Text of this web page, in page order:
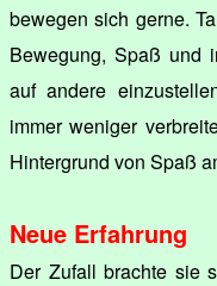
bewegen sich gerne.
Bewegung, Spaß und
auf andere
immer weniger
Hintergrund von Spaß
Neue Erfahrung
Der Zufall brachte sie